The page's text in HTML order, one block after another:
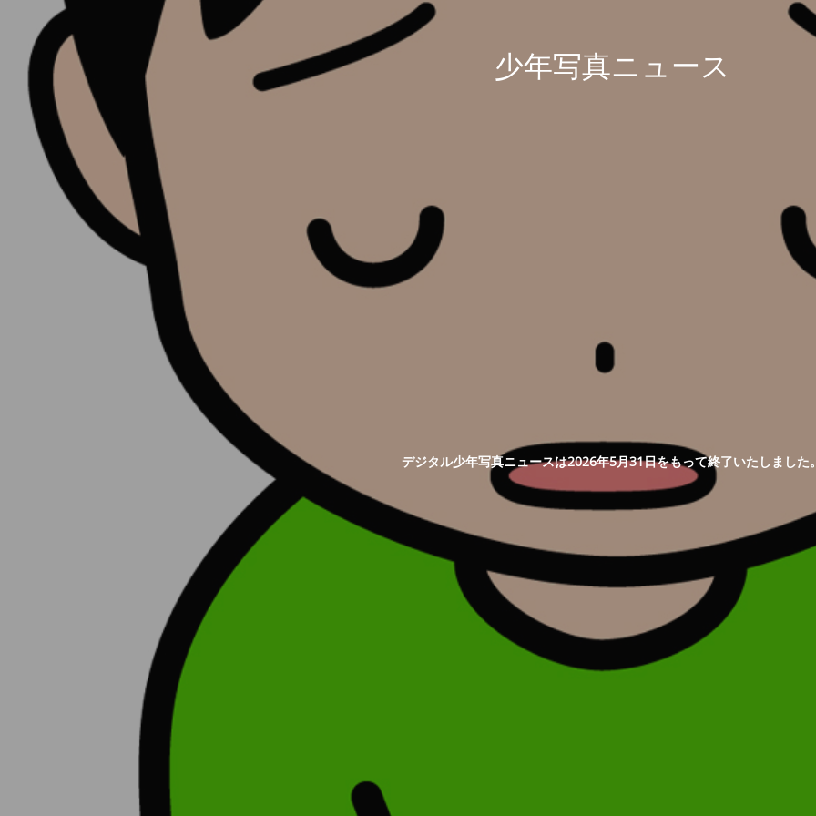
少年写真ニュース
デジタル少年写真ニュースは2026年5月31日をもって終了いたしました